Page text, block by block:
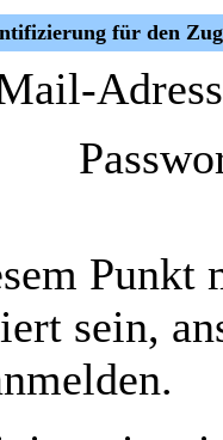
für den
Punkt
sein,